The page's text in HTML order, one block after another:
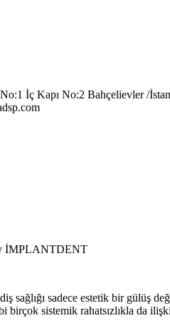
İç Kapı No:2 Bahçelievler /
İMPLANTDENT
sağlığı sadece estetik bir gülüş
birçok sistemik rahatsızlıkla da